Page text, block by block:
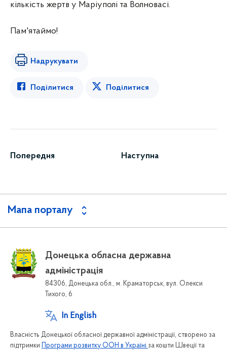
кількість жертв у Маріуполі та Волновасі.
Пам'ятаймо!
Надрукувати
Поділитися Поділитися
Попередня Наступна
Мапа порталу
Донецька обласна державна
адміністрація
84306, Донецька обл., м. Краматорськ, вул. Олекси
Тихого, 6
In English
Власність Донецької обласної державної адміністрації, створено за
підтримки Програми розвитку ООН в Україні за кошти Швеції та